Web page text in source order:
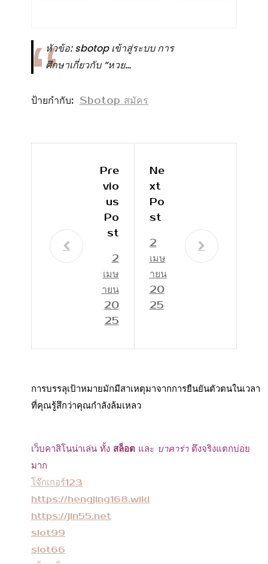
หัวข้อ: sbotop เข้าสู่ระบบ การ
ศึกษาเกี่ยวกับ “หวย…
ป้ายกำกับ: Sbotop สมัคร
Pre
Vio
Us
Po
St
2
เมษ
ายน
20
25
Ne
Xt
Po
St
2
เมษ
ายน
20
25
การบรรลุเป้าหมายมักมีสาเหตุมาจากการยืนยันตัวตนในเวลา
ที่คุณรู้สึกว่าคุณกำลังล้มเหลว
เว็บคาสิโนน่าเล่น ทั้ง สล็อต และ บาคาร่าตึงจริงแตกบ่อย
มาก
โจ๊กเกอร์123
https://hengjing168.wiki
https://jin55.net
slot99
slot66